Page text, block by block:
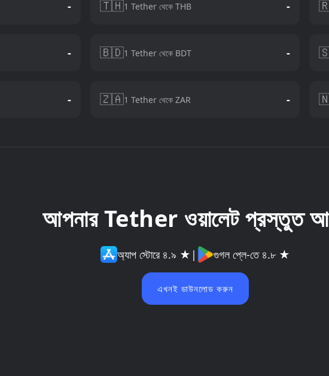
- 🇹🇭1 Tether থেকে THB -
- 🇧🇩1 Tether থেকে BDT -
- 🇿🇦1 Tether থেকে ZAR -
আপনার Tether ওয়ালেট প্রস্তুত
অ্যাপ স্টোরে ৪.৯ ★ | গুগল প্লে-তে ৪.৮ ★
এখনই ডাউনলোড করুন